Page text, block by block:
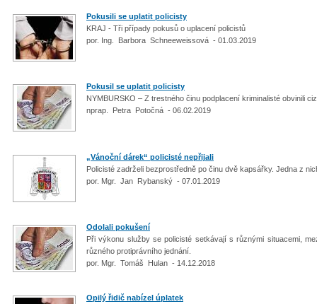
Pokusili se uplatit policisty
KRAJ - Tři případy pokusů o uplacení policistů
por. Ing. Barbora Schneeweissová - 01.03.2019
Pokusil se uplatit policisty
NYMBURSKO – Z trestného činu podplacení kriminalisté obvinili
nprap. Petra Potočná - 06.02.2019
„Vánoční dárek“ policisté nepřijali
Policisté zadrželi bezprostředně po činu dvě kapsářky. Jedna z
por. Mgr. Jan Rybanský - 07.01.2019
Odolali pokušení
Při výkonu služby se policisté setkávají s různými situacemi,
různého protiprávního jednání.
por. Mgr. Tomáš Hulan - 14.12.2018
Opilý řidič nabízel úplatek